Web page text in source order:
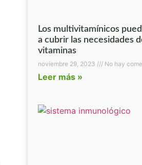
Los multivitamínicos
a cubrir las necesidades
vitaminas
noviembre 29, 2023 No hay
Leer más »